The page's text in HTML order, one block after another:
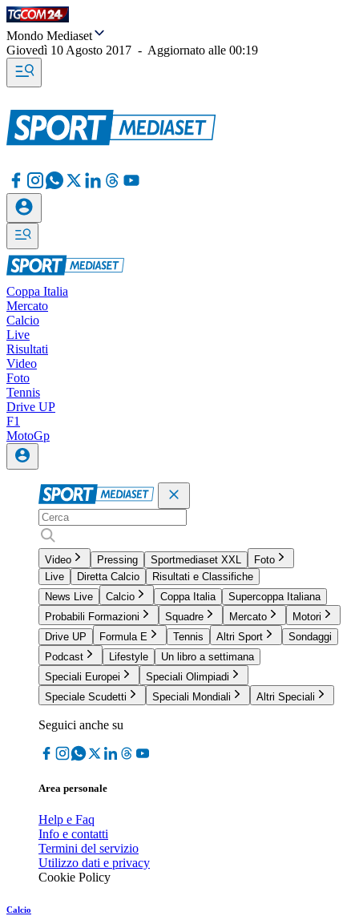
Mondo Mediaset
Giovedì 10 Agosto 2017 - Aggiornato alle 00:19
Coppa Italia
Mercato
Calcio
Live
Risultati
Video
Foto
Tennis
Drive UP
F1
MotoGp
Video Pressing Sportmediaset XXL
Foto
Live
Diretta Calcio
Risultati e Classifiche
News Live
Calcio Coppa Italia
Supercoppa Italiana
Probabili Formazioni
Squadre Mercato
Motori
Drive UP
Formula E Tennis Altri Sport
Sondaggi
Podcast
Lifestyle
Un libro a settimana
Speciali Europei
Speciali Olimpiadi
Speciale Scudetti
Speciali Mondiali Altri Speciali
Seguici anche su
Area personale
Help e Faq
Info e contatti
Termini del servizio
Utilizzo dati e privacy
Cookie Policy
Calcio